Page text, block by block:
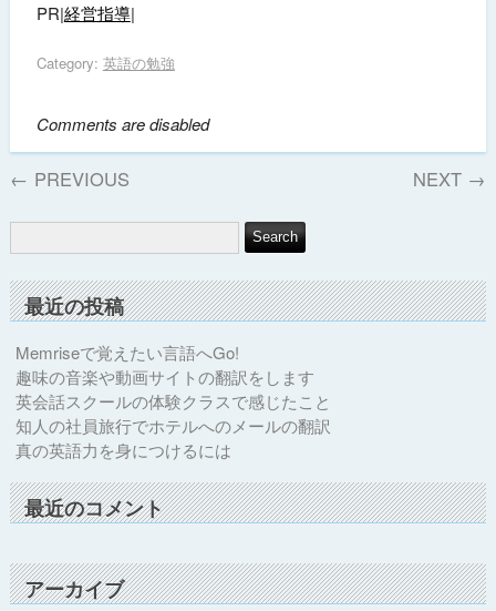
PR|経営指導|
Category: 英語の勉強
Comments are disabled
← PREVIOUS NEXT →
最近の投稿
Memriseで覚えたい言語へGo!
趣味の音楽や動画サイトの翻訳をします
英会話スクールの体験クラスで感じたこと
知人の社員旅行でホテルへのメールの翻訳
真の英語力を身につけるには
最近のコメント
アーカイブ